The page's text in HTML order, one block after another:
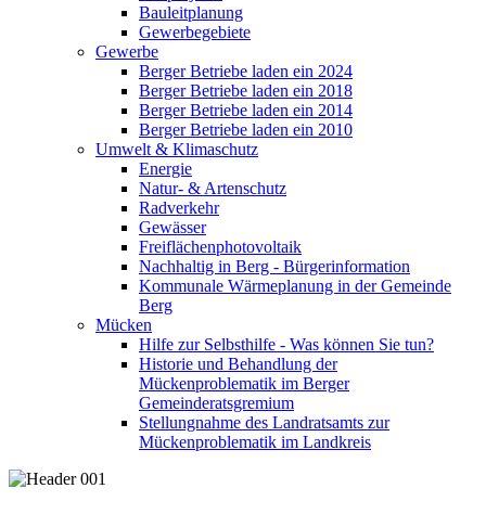
Bauleitplanung
Gewerbegebiete
Gewerbe
Berger Betriebe laden ein 2024
Berger Betriebe laden ein 2018
Berger Betriebe laden ein 2014
Berger Betriebe laden ein 2010
Umwelt & Klimaschutz
Energie
Natur- & Artenschutz
Radverkehr
Gewässer
Freiflächenphotovoltaik
Nachhaltig in Berg - Bürgerinformation
Kommunale Wärmeplanung in der Gemeinde
Berg
Mücken
Hilfe zur Selbsthilfe - Was können Sie tun?
Historie und Behandlung der
Mückenproblematik im Berger
Gemeinderatsgremium
Stellungnahme des Landratsamts zur
Mückenproblematik im Landkreis